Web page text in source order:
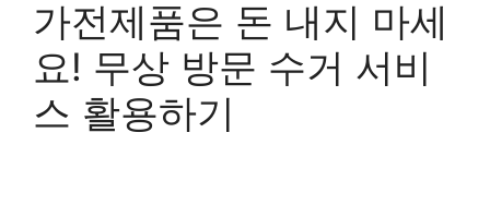
가전제품은 돈 내지 마세
요! 무상 방문 수거 서비
스 활용하기